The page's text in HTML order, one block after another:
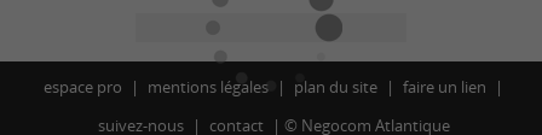
espace pro mentions légales plan du site
faire un lien
suivez-nous
contact © Negocom Atlantique